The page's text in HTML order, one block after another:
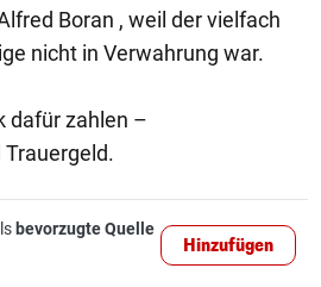
Boran , weil der vielfach
nicht in Verwahrung war.
dafür zahlen –
bevorzugte Quelle
Hinzufügen